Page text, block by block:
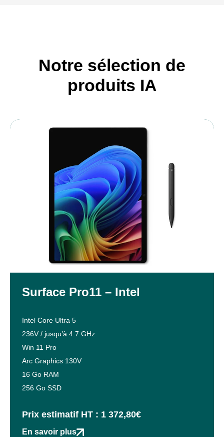
Notre sélection de
produits IA
Surface Pro11 – Intel
Intel Core Ultra 5
236V / jusqu’à 4.7 GHz
Win 11 Pro
Arc Graphics 130V
16 Go RAM
256 Go SSD
Prix estimatif HT : 1 372,80€
En savoir plus